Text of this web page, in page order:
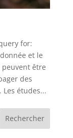
for:
et le
être
des
études...